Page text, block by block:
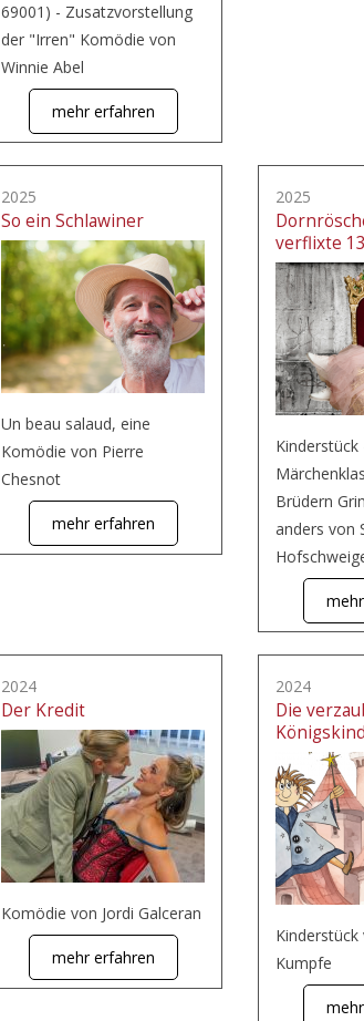
69001) - Zusatzvorstellung
der "Irren" Komödie von
Winnie Abel
mehr erfahren
2025
So ein Schlawiner
Un beau salaud, eine
Komödie von Pierre
Chesnot
mehr erfahren
2025
verflixte
Kinderstück
Brüdern
anders von
2024
Der Kredit
Komödie von Jordi Galceran
mehr erfahren
2024
Die
Kinderstück
Kumpfe